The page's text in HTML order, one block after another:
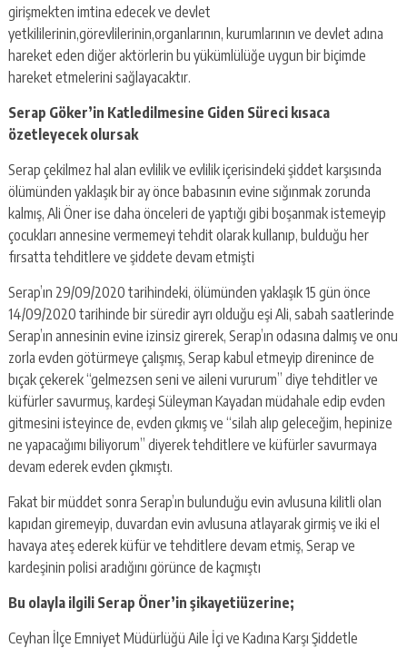
girişmekten imtina edecek ve devlet
yetkililerinin,görevlilerinin,organlarının, kurumlarının ve devlet adına
hareket eden diğer aktörlerin bu yükümlülüğe uygun bir biçimde
hareket etmelerini sağlayacaktır.
Serap Göker’in Katledilmesine Giden Süreci kısaca
özetleyecek olursak
Serap çekilmez hal alan evlilik ve evlilik içerisindeki şiddet karşısında
ölümünden yaklaşık bir ay önce babasının evine sığınmak zorunda
kalmış, Ali Öner ise daha önceleri de yaptığı gibi boşanmak istemeyip
çocukları annesine vermemeyi tehdit olarak kullanıp, bulduğu her
fırsatta tehditlere ve şiddete devam etmişti
Serap’ın 29/09/2020 tarihindeki, ölümünden yaklaşık 15 gün önce
14/09/2020 tarihinde bir süredir ayrı olduğu eşi Ali, sabah saatlerinde
Serap’ın annesinin evine izinsiz girerek, Serap’ın odasına dalmış ve onu
zorla evden götürmeye çalışmış, Serap kabul etmeyip direnince de
bıçak çekerek “gelmezsen seni ve aileni vururum” diye tehditler ve
küfürler savurmuş, kardeşi Süleyman Kayadan müdahale edip evden
gitmesini isteyince de, evden çıkmış ve “silah alıp geleceğim, hepinize
ne yapacağımı biliyorum” diyerek tehditlere ve küfürler savurmaya
devam ederek evden çıkmıştı.
Fakat bir müddet sonra Serap’ın bulunduğu evin avlusuna kilitli olan
kapıdan giremeyip, duvardan evin avlusuna atlayarak girmiş ve iki el
havaya ateş ederek küfür ve tehditlere devam etmiş, Serap ve
kardeşinin polisi aradığını görünce de kaçmıştı
Bu olayla ilgili Serap Öner’in şikayetiüzerine;
Ceyhan İlçe Emniyet Müdürlüğü Aile İçi ve Kadına Karşı Şiddetle